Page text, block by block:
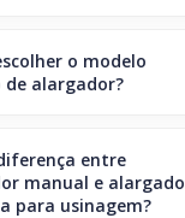
o modelo
de alargador?
entre
manual e
para usinagem?